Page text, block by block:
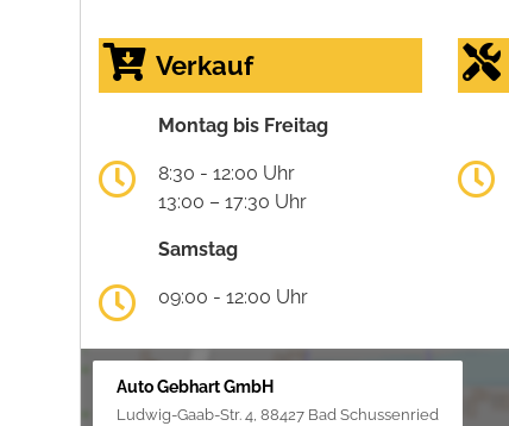
Verkauf
Montag bis Freitag
8:30 - 12:00 Uhr
13:00 – 17:30 Uhr
Samstag
09:00 - 12:00 Uhr
Auto Gebhart GmbH
Ludwig-Gaab-Str. 4, 88427 Bad Schussenried